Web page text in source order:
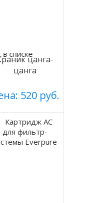
цанга-
цанга
520 руб.
списке